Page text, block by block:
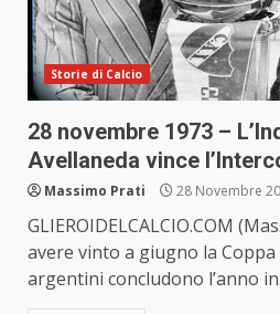
Storie di Calcio
28 novembre 1973 –
Avellaneda vince
Massimo Prati 28 Novembre
GLIEROIDELCALCIO.COM
avere vinto a giugno la
argentini concludono l’anno